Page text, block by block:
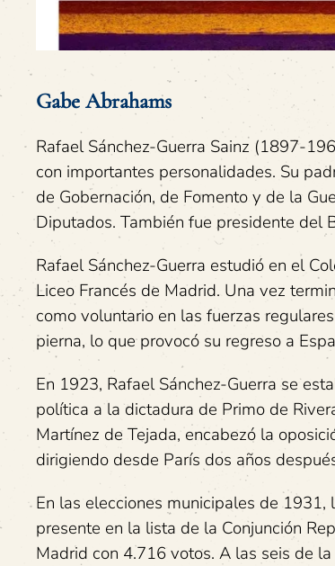
Gabe Abrahams
Rafael Sánchez-Guerra Sainz (1897-
con importantes personalidades. Su
de Gobernación, de Fomento y de la
Diputados. También fue presidente del
Rafael Sánchez-Guerra estudió en el
Liceo Francés de Madrid. Una vez
como voluntario en las fuerzas
pierna, lo que provocó su regreso a
En 1923, Rafael Sánchez-Guerra se
política a la dictadura de Primo de
Martínez de Tejada, encabezó la
dirigiendo desde París dos años
En las elecciones municipales de
presente en la lista de la Conjunción
Madrid con 4.716 votos. A las seis de